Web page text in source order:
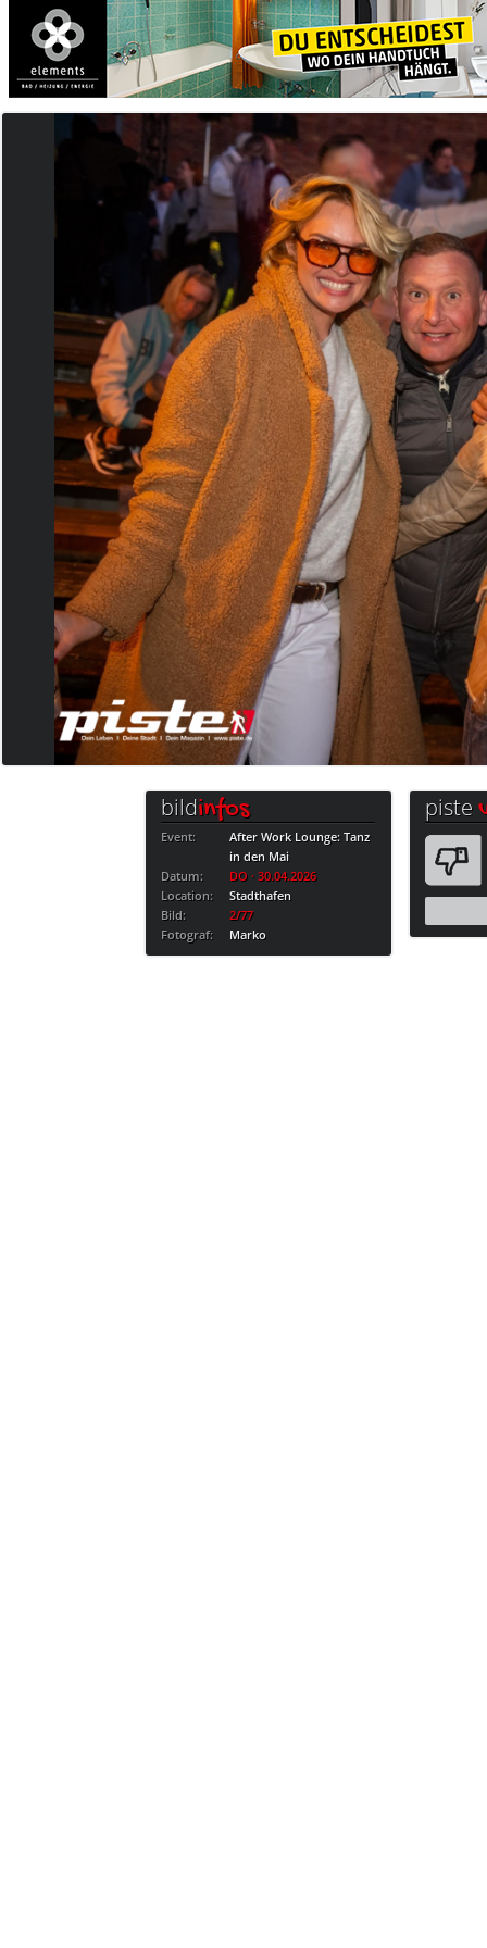
bildinfos
Event:
After Work Lounge: Tanz
in den Mai
Datum:
DO · 30.04.2026
Location:
Stadthafen
Bild:
2/77
Fotograf:
Marko
piste